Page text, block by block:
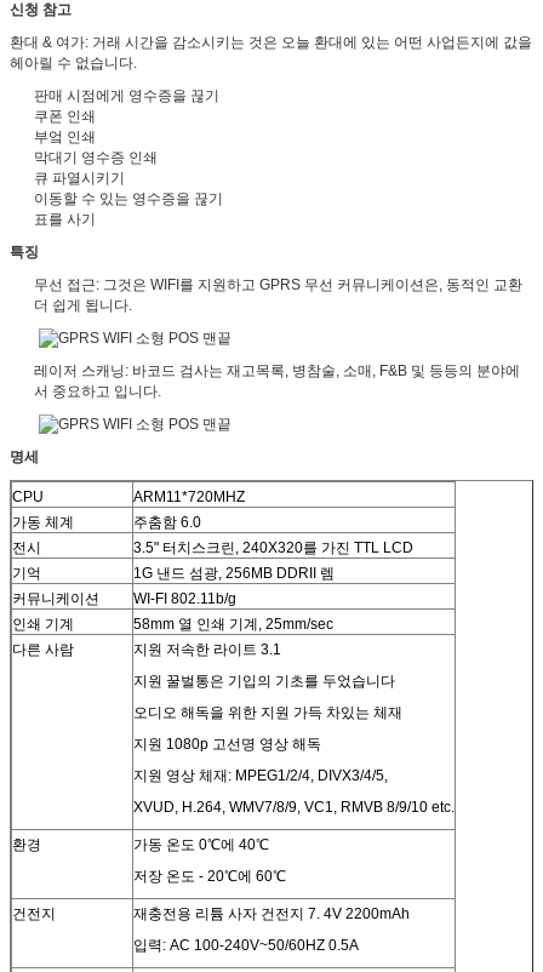
신청 참고
환대 & 여가: 거래 시간을 감소시키는 것은 오늘 환대에 있는 어떤 사업든지에 값을
헤아릴 수 없습니다.
판매 시점에게 영수증을 끊기
쿠폰 인쇄
부엌 인쇄
막대기 영수증 인쇄
큐 파열시키기
이동할 수 있는 영수증을 끊기
표를 사기
특징
무선 접근: 그것은 WIFI를 지원하고 GPRS 무선 커뮤니케이션은, 동적인 교환
더 쉽게 됩니다.
레이저 스캐닝: 바코드 검사는 재고목록, 병참술, 소매, F&B 및 등등의 분야에
서 중요하고 입니다.
명세
CPU
ARM11*720MHZ
가동 체계
주춤함 6.0
전시
3.5" 터치스크린, 240X320를 가진 TTL LCD
기억
1G 낸드 섬광, 256MB DDRII 렘
커뮤니케이션
WI-FI 802.11b/g
인쇄 기계
58mm 열 인쇄 기계, 25mm/sec
다른 사람
지원 저속한 라이트 3.1
지원 꿀벌통은 기입의 기초를 두었습니다
오디오 해독을 위한 지원 가득 차있는 체재
지원 1080p 고선명 영상 해독
지원 영상 체재: MPEG1/2/4, DIVX3/4/5,
XVUD, H.264, WMV7/8/9, VC1, RMVB 8/9/10 etc.
환경
가동 온도 0℃에 40℃
저장 온도 - 20℃에 60℃
건전지
재충전용 리튬 사자 건전지 7. 4V 2200mAh
입력: AC 100-240V~50/60HZ 0.5A